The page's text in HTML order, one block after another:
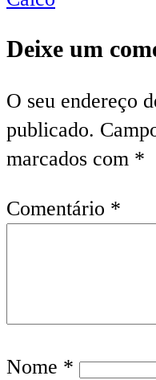
Deixe um
O seu endereço
publicado.
marcados com *
Comentário *
Nome *